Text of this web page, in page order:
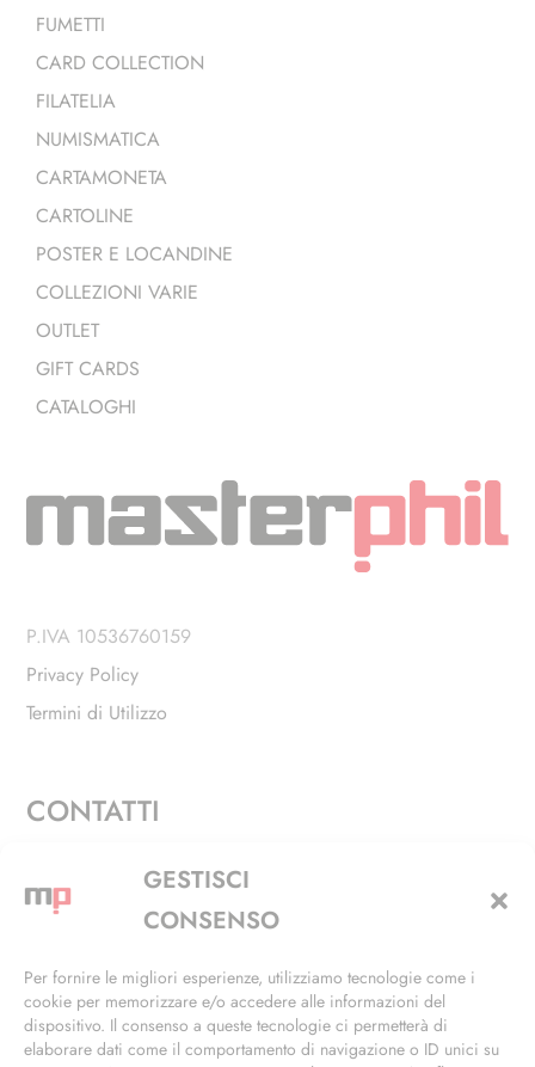
GESTISCI
CONSENSO
Per fornire le migliori esperienze, utilizziamo tecnologie come i
cookie per memorizzare e/o accedere alle informazioni del
dispositivo. Il consenso a queste tecnologie ci permetterà di
elaborare dati come il comportamento di navigazione o ID unici su
FUMETTI
CARD COLLECTION
FILATELIA
NUMISMATICA
CARTAMONETA
CARTOLINE
POSTER E LOCANDINE
COLLEZIONI VARIE
OUTLET
GIFT CARDS
CATALOGHI
P.IVA 10536760159
Privacy Policy
Termini di Utilizzo
CONTATTI
Via Alfieri, 27 - Trezzano Sul Naviglio (MI)
+39 02 4846 3155
info@masterphil.it